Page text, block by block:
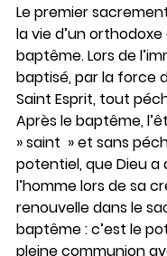
Le premier
la vie d’un
baptême. Lors de
baptisé, par la force
Saint Esprit, tout
Après le baptême,
» saint  » et sans
potentiel, que Dieu a
l’homme lors de sa
renouvelle dans le
baptême : c’est le
pleine communion